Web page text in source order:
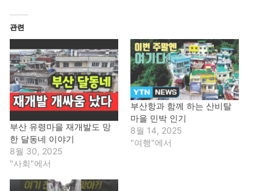
관련
부산 유령마을 재개발도 망
한 달동네 이야기
8월 30, 2025
"사회"에서
부산항과 함께 하는 산비탈
마을 민박 인기
8월 14, 2025
"여행"에서